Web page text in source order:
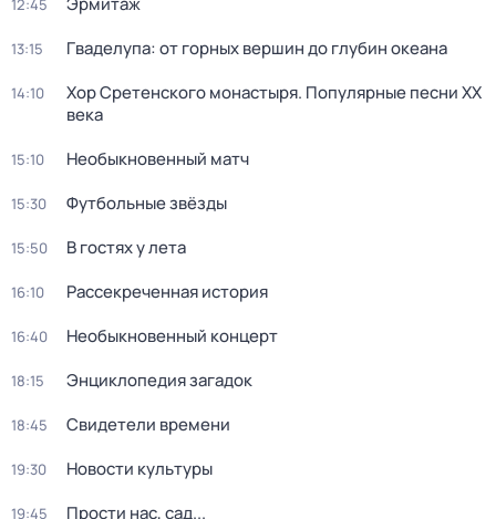
12:45
13:15 Гваделупа: от горных вершин до глубин океана
14:10
Хор Сретенского монастыря. Популярные песни XX
века
15:10 Необыкновенный матч
15:30 Футбольные звёзды
15:50 В гостях у лета
16:10 Рассекреченная история
16:40 Необыкновенный концерт
18:15 Энциклопедия загадок
18:45 Свидетели времени
19:30 Новости культуры
19:45 Прости нас, сад...